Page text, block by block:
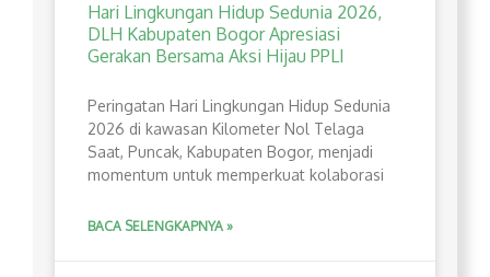
Hari Lingkungan Hidup Sedunia 2026,
DLH Kabupaten Bogor Apresiasi
Gerakan Bersama Aksi Hijau PPLI
Peringatan Hari Lingkungan Hidup Sedunia
2026 di kawasan Kilometer Nol Telaga
Saat, Puncak, Kabupaten Bogor, menjadi
momentum untuk memperkuat kolaborasi
BACA SELENGKAPNYA »